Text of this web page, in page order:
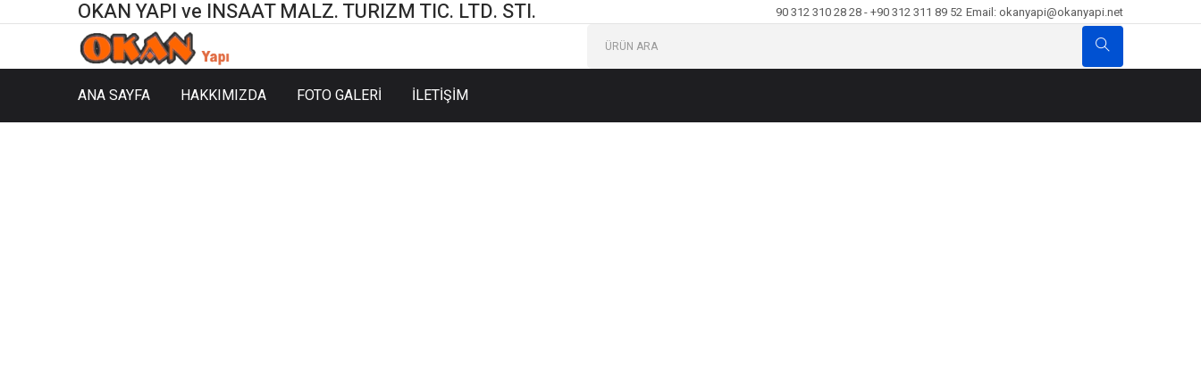
OKAN YAPI ve INSAAT MALZ. TURIZM TIC. LTD. STI. 90 312 310 28 28 - +90 312 311 89 52 Email: okanyapi@okanyapi.net
ANA SAYFA HAKKIMIZDA FOTO GALERİ İLETİŞİM